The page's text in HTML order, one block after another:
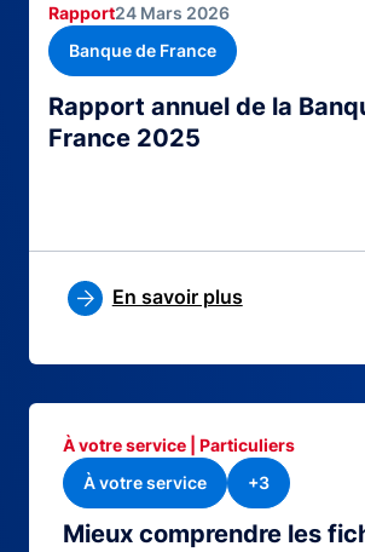
Rapport annuel de la
France 2025
Rapport24 Mars 2026
Banque de France
En savoir plus
Mieux comprendre les
À votre service | Particuliers
À votre service
+3